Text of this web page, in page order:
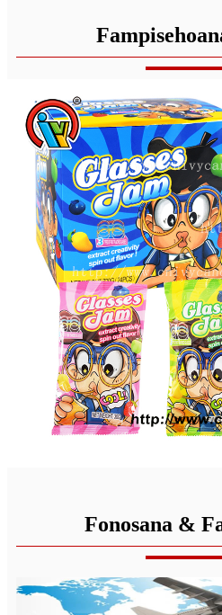
Fonosana &